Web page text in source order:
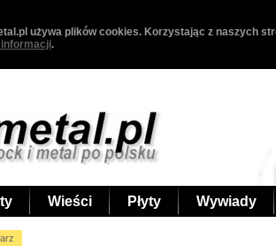
używa plików cookies. Korzystając z naszych
.
Wieści Płyty Wywiady